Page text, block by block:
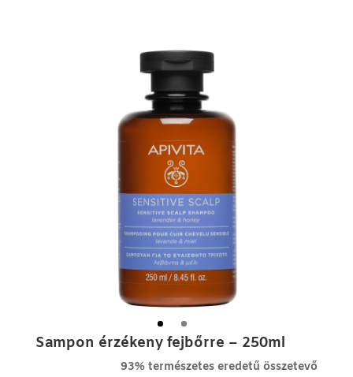
Sampon érzékeny fejbőrre – 250ml
93% természetes eredetű összetevő